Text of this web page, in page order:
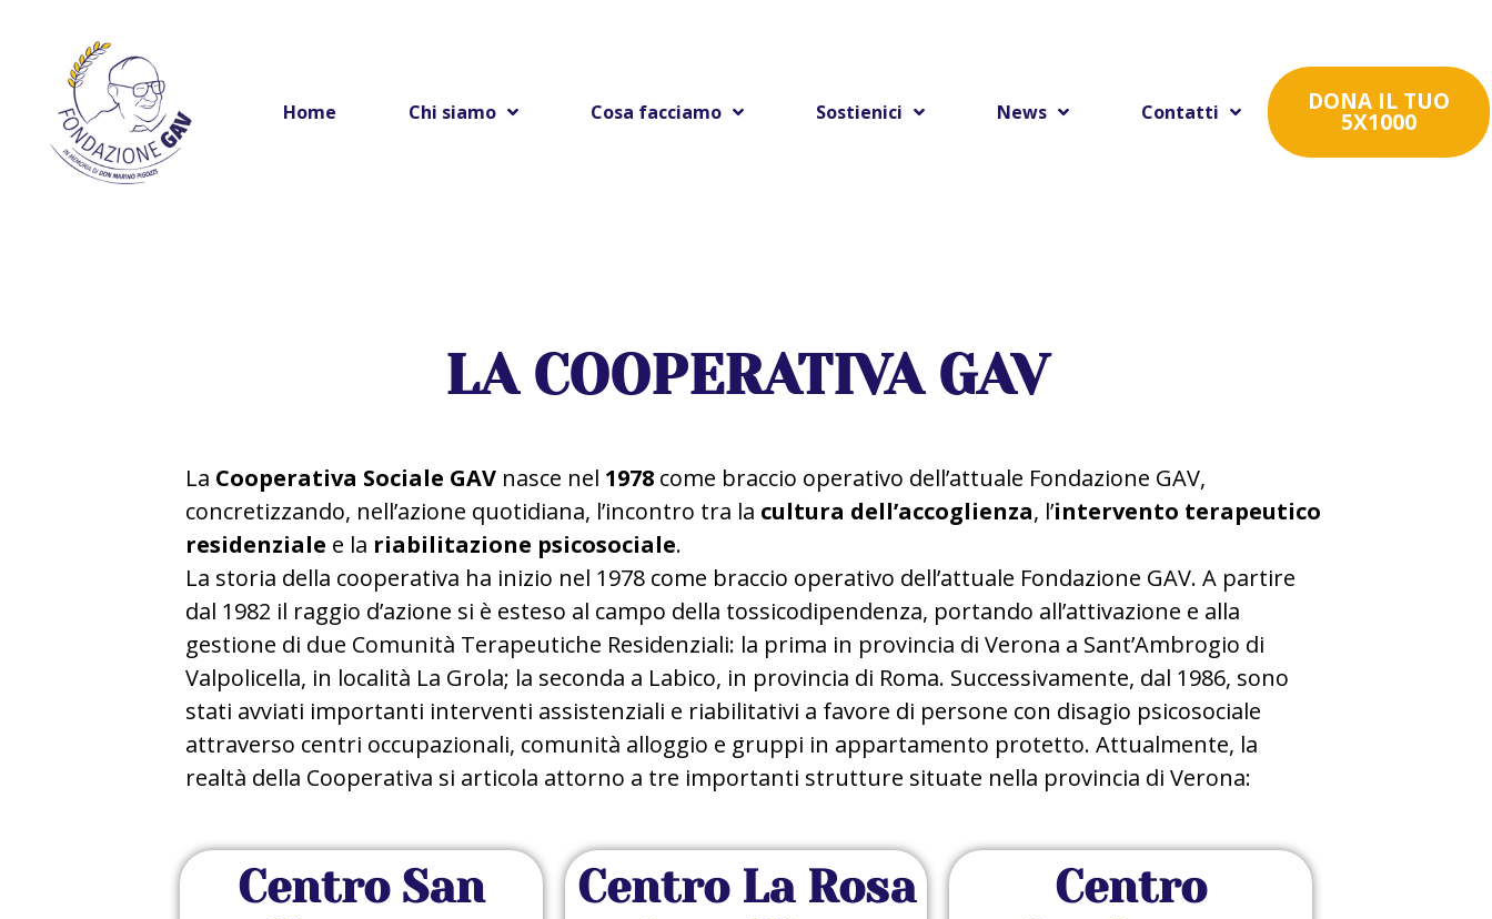
Home Chi siamo Cosa facciamo Sostienici News Contatti DONA IL TUO
5X1000
LA COOPERATIVA GAV
La Cooperativa Sociale GAV nasce nel 1978 come braccio operativo dell’attuale Fondazione GAV,
concretizzando, nell’azione quotidiana, l’incontro tra la cultura dell’accoglienza, l’intervento terapeutico
residenziale e la riabilitazione psicosociale.
La storia della cooperativa ha inizio nel 1978 come braccio operativo dell’attuale Fondazione GAV. A partire
dal 1982 il raggio d’azione si è esteso al campo della tossicodipendenza, portando all’attivazione e alla
gestione di due Comunità Terapeutiche Residenziali: la prima in provincia di Verona a Sant’Ambrogio di
Valpolicella, in località La Grola; la seconda a Labico, in provincia di Roma. Successivamente, dal 1986, sono
stati avviati importanti interventi assistenziali e riabilitativi a favore di persone con disagio psicosociale
attraverso centri occupazionali, comunità alloggio e gruppi in appartamento protetto. Attualmente, la
realtà della Cooperativa si articola attorno a tre importanti strutture situate nella provincia di Verona:
Centro San
Centro La Rosa
Centro